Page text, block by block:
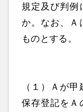
規定及び判例
か。なお、Ａ
ものとする。
（１）Ａが
保存登記をＡ